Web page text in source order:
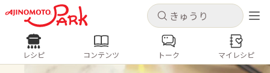
キャンセル
ログインするとレシピを保存できます
キャンセル
レシピ コンテンツ
レシピ コンテンツ トーク マイレシピ